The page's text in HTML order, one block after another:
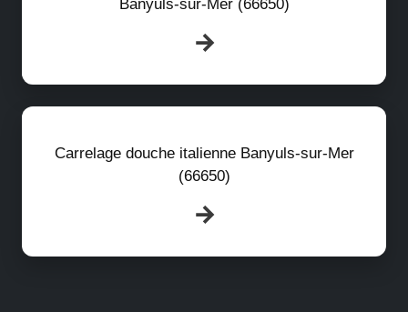
Banyuls-sur-Mer (66650)
Carrelage douche italienne Banyuls-sur-Mer
(66650)